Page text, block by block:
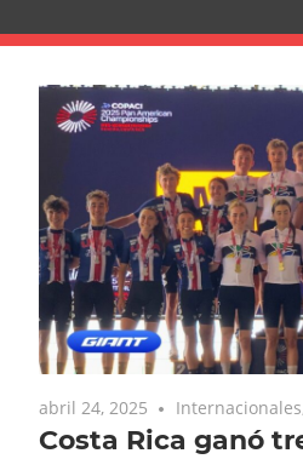
abril 24, 2025 Internacionales
Costa Rica ganó